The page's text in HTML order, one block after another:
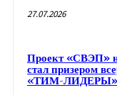
27.07.2026
Проект «СВЭП»
стал призером
«ТИМ-ЛИДЕРЫ»